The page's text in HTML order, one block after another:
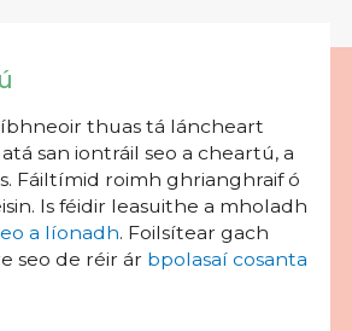
thuas tá láncheart
san iontráil seo a cheartú, a
Fáiltímid roimh ghrianghraif ó
Is féidir leasuithe a mholadh
a líonadh. Foilsítear gach
seo de réir ár bpolasaí cosanta